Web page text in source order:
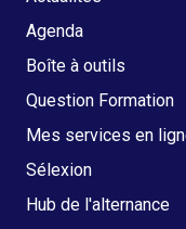
Agenda
Boîte à outils
Question Formation
Mes services en
Sélexion
Hub de l'alternance